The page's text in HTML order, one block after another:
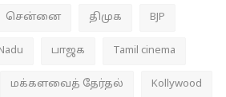
சென்னை திமுக BJP
பாஜக Tamil cinema
மக்களவைத் தேர்தல் Kollywood